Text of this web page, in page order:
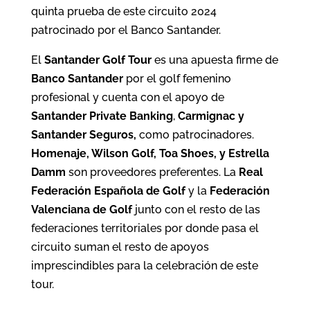
quinta prueba de este circuito 2024
patrocinado por el Banco Santander.
El Santander Golf Toures una apuesta firme de
Banco Santanderpor el golf femenino
profesional y cuenta con el apoyo de
Santander Private Banking, Carmignac y
Santander Seguros, como patrocinadores.
Homenaje, Wilson Golf, Toa Shoes, y Estrella
Damm son proveedores preferentes. La Real
Federación Española de Golfy la Federación
Valenciana de Golf junto con el resto de las
federaciones territoriales por donde pasa el
circuito suman el resto de apoyos
imprescindibles para la celebración de este
tour.